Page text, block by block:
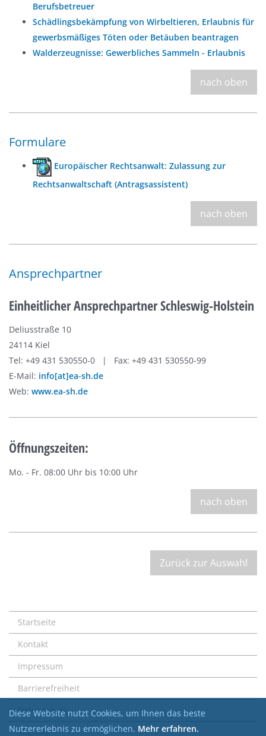
Berufsbetreuer
Schädlingsbekämpfung von Wirbeltieren, Erlaubnis für
gewerbsmäßiges Töten oder Betäuben beantragen
Walderzeugnisse: Gewerbliches Sammeln - Erlaubnis
nach oben
Formulare
Europäischer Rechtsanwalt: Zulassung zur
Rechtsanwaltschaft (Antragsassistent)
nach oben
Ansprechpartner
Einheitlicher Ansprechpartner Schleswig-Holstein
Deliusstraße 10
24114 Kiel
Tel: +49 431 530550-0 | Fax: +49 431 530550-99
E-Mail: info[at]ea-sh.de
Web: www.ea-sh.de
Öffnungszeiten:
Mo. - Fr. 08:00 Uhr bis 10:00 Uhr
nach oben
Zurück zur Auswahl
Startseite
Kontakt
Impressum
Barrierefreiheit
Datenschutz
Sitemap
Diese Website nutzt Cookies, um Ihnen das beste
Nutzererlebnis zu ermöglichen. Mehr erfahren.